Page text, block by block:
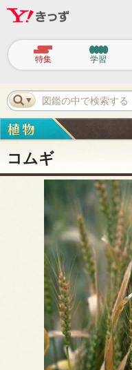
ビ
ゲ
ー
シ
ョ
ン
特集 学習
図鑑の中で検索する
コムギ